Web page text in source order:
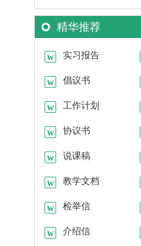
板集锦七篇
精华推荐
实习报告
倡议书
工作计划
协议书
说课稿
教学文档
检举信
介绍信